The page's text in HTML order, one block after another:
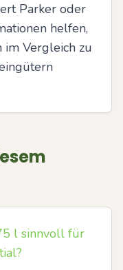
Parker oder
helfen,
im Vergleich zu
l sinnvoll für